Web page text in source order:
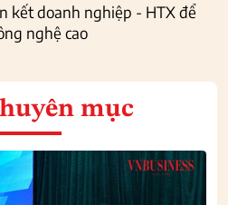
kết doanh nghiệp - HTX để
nghệ cao
mục